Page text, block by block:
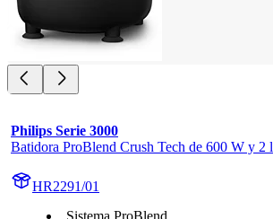
Philips Serie 3000
Batidora ProBlend Crush Tech de 600 W y 2 l
HR2291/01
Sistema ProBlend